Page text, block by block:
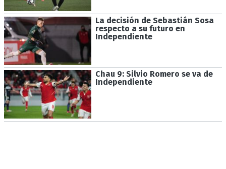
La decisión de Sebastián Sosa
respecto a su futuro en
Independiente
Chau 9: Silvio Romero se va de
Independiente